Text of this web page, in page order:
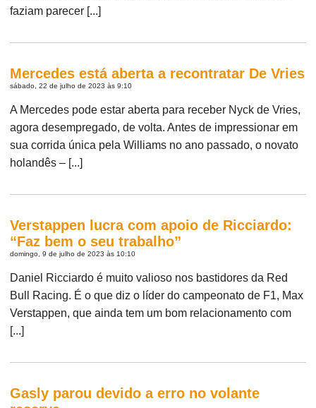
faziam parecer [...]
Mercedes está aberta a recontratar De Vries
sábado, 22 de julho de 2023 às 9:10
A Mercedes pode estar aberta para receber Nyck de Vries,
agora desempregado, de volta. Antes de impressionar em
sua corrida única pela Williams no ano passado, o novato
holandês – [...]
Verstappen lucra com apoio de Ricciardo:
“Faz bem o seu trabalho”
domingo, 9 de julho de 2023 às 10:10
Daniel Ricciardo é muito valioso nos bastidores da Red
Bull Racing. É o que diz o líder do campeonato de F1, Max
Verstappen, que ainda tem um bom relacionamento com
[...]
Gasly parou devido a erro no volante